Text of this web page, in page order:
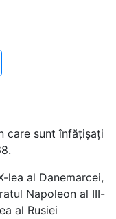
care sunt înfățișați
lea al Danemarcei,
Napoleon al III-
al Rusiei